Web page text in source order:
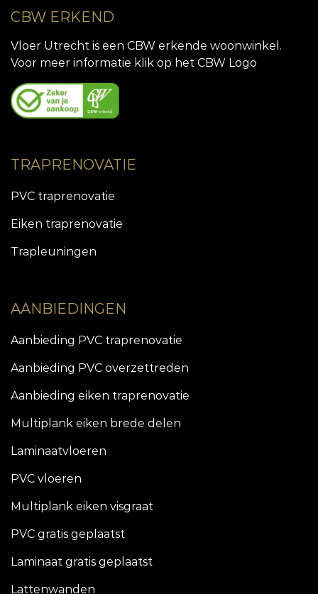
CBW ERKEND
Vloer Utrecht is een CBW erkende woonwinkel.
Voor meer informatie klik op het CBW Logo
TRAPRENOVATIE
PVC traprenovatie
Eiken traprenovatie
Trapleuningen
AANBIEDINGEN
Aanbieding PVC traprenovatie
Aanbieding PVC overzettreden
Aanbieding eiken traprenovatie
Multiplank eiken brede delen
Laminaatvloeren
PVC vloeren
Multiplank eiken visgraat
PVC gratis geplaatst
Laminaat gratis geplaatst
Lattenwanden